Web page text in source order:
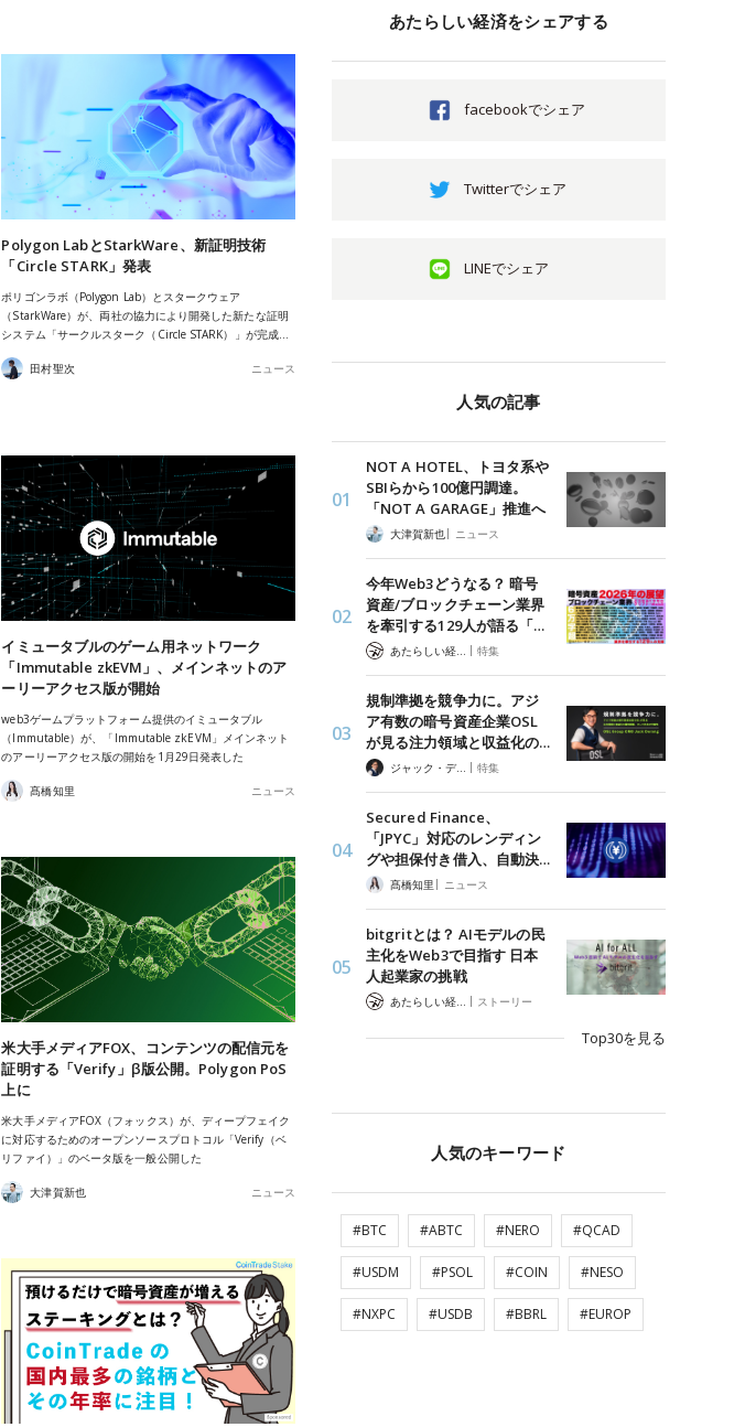
Polygon LabとStarkWare、新証明技術
「Circle STARK」発表
ポリゴンラボ（Polygon Lab）とスタークウェア
（StarkWare）が、両社の協力により開発した新たな証明
システム「サークルスターク（Circle STARK）」が完成…
田村聖次 ニュース
イミュータブルのゲーム用ネットワーク
「Immutable zkEVM」、メインネットのア
ーリーアクセス版が開始
web3ゲームプラットフォーム提供のイミュータブル
（Immutable）が、「Immutable zkEVM」メインネット
のアーリーアクセス版の開始を1月29日発表した
髙橋知里 ニュース
米大手メディアFOX、コンテンツの配信元を
証明する「Verify」β版公開。Polygon PoS
上に
米大手メディアFOX（フォックス）が、ディープフェイク
に対応するためのオープンソースプロトコル「Verify（ベ
リファイ）」のベータ版を一般公開した
大津賀新也 ニュース
あたらしい経済をシェアする
facebookでシェア
Twitterでシェア
LINEでシェア
人気の記事
NOT A HOTEL、トヨタ系や
SBIらから100億円調達。
「NOT A GARAGE」推進へ
大津賀新也| ニュース
今年Web3どうなる？ 暗号
資産/ブロックチェーン業界
を牽引する129人が語る「…
| 特集
規制準拠を競争力に。アジ
ア有数の暗号資産企業OSL
が見る注力領域と収益化の…
ジャック・デロン（Jack Derong） | 特集
Secured Finance、
「JPYC」対応のレンディン
グや担保付き借入、自動決…
髙橋知里 | ニュース
bitgritとは？ AIモデルの民
主化をWeb3で目指す 日本
人起業家の挑戦
| ストーリー
Top30を見る
人気のキーワード
#BTC #ABTC #NERO #QCAD
#USDM #PSOL #COIN #NESO
#NXPC #USDB #BBRL #EUROP